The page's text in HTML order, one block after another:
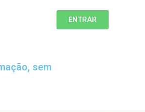
ENTRAR
sem